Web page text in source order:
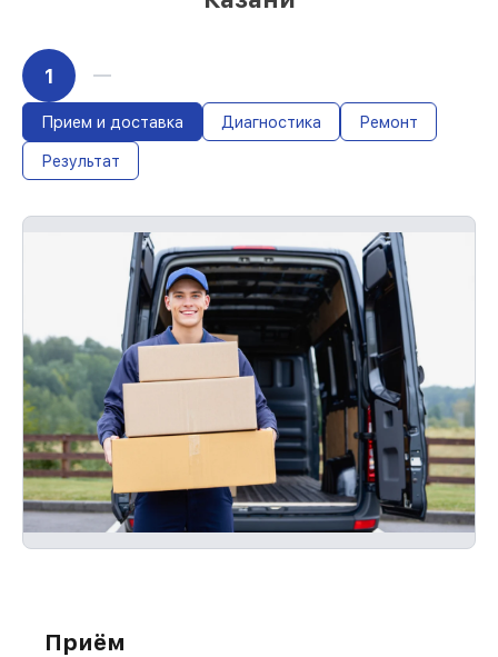
1
Прием и доставка Диагностика Ремонт
Результат
Приём